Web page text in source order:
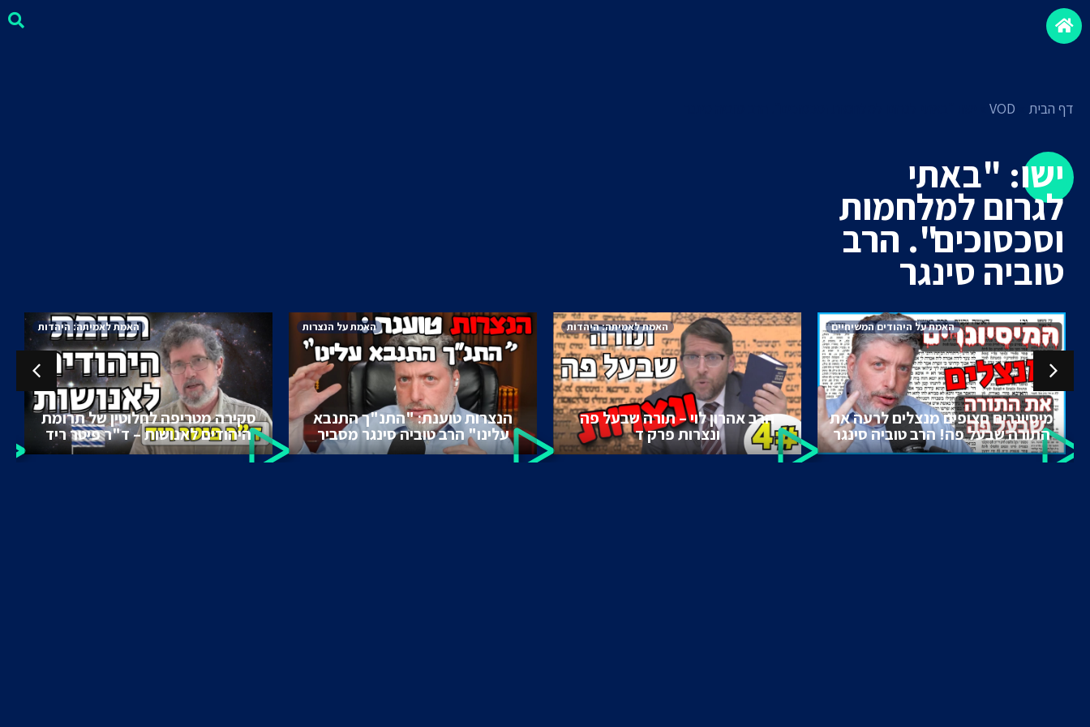
דף הבית VOD
ישו: "באתי
לגרום למלחמות
וסכסוכים". הרב
טוביה סינגר
האמת על היהודים המשיחיים
מיסיונרים חצופים מנצלים לרעה את
התורה שבעל פה! הרב טוביה סינגר
האמת לאמיתה: היהדות
הרב אהרון לוי – תורה שבעל פה
ונצרות פרק ד
האמת על הנצרות
הנצרות טוענת: "התנ"ך התנבא
עלינו" הרב טוביה סינגר מסביר
האמת לאמיתה: היהדות
סקירה מטריפה לחלוטין של תרומת
היהודים לאנושות – ד"ר פיטר ריד